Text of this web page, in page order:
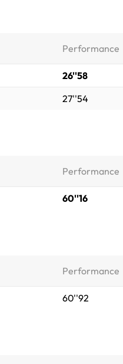
Performance
26''58
27''54
Performance
60''16
Performance
60''92